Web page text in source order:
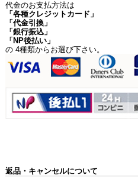
代金のお支払方法は
「各種クレジットカード」
「代金引換」
「銀行振込」
「NP後払い」
の 4種類からお選び下さい。
返品・キャンセルについて